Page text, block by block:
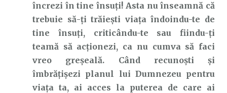
încrezi în tine însuți! Asta nu înseamnă că
trebuie să-ți trăiești viața îndoindu-te de
tine însuți, criticându-te sau fiindu-ți
teamă să acționezi, ca nu cumva să faci
vreo greșeală. Când recunoști și
îmbrățișezi planul lui Dumnezeu pentru
viața ta, ai acces la puterea de care ai